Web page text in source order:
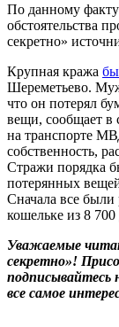
По данному факту
обстоятельства
секретно»
Крупная кража
Шереметьево.
что он потерял
вещи, сообщает в
на транспорте
собственность,
Стражи порядка
потерянных
Сначала все были
кошельке из 8
Уважаемые
секретно»!
все самое